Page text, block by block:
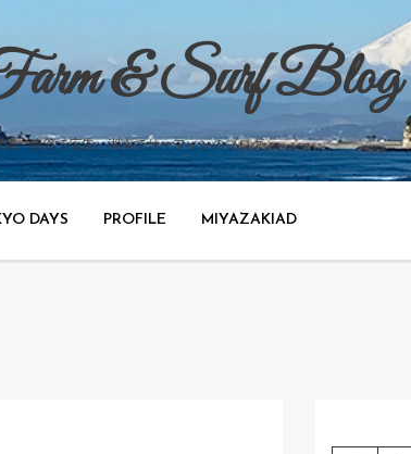
& Surf Blog
、渋谷で広告、湘南でサーフィンのブログ。
DAYS PROFILE MIYAZAKIAD